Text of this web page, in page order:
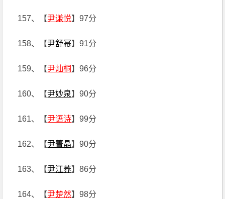
157、【尹谦悦】97分
158、【尹舒幂】91分
159、【尹灿桐 】96分
160、【尹妙泉】90分
161、【尹语诗】99分
162、【尹菁晶】90分
163、【尹江荞】86分
164、【尹楚然】98分